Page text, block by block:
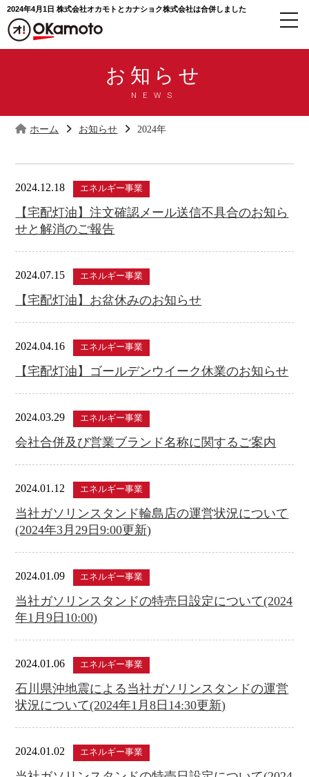
2024年4月1日 株式会社オカモトと カナショク株式会社は合併しました
お知らせ
NEWS
ホーム お知らせ 2024年
2024.12.18 エネルギー事業
【宅配灯油】注文確認メール送信不具合のお知ら
せと解消のご報告
2024.07.15 エネルギー事業
【宅配灯油】お盆休みのお知らせ
2024.04.16 エネルギー事業
【宅配灯油】ゴールデンウイーク休業のお知らせ
2024.03.29 エネルギー事業
会社合併及び営業ブランド名称に関するご案内
2024.01.12 エネルギー事業
当社ガソリンスタンド輪島店の運営状況について
(2024年3月29日9:00更新)
2024.01.09 エネルギー事業
当社ガソリンスタンドの特売日設定について(2024
年1月9日10:00)
2024.01.06 エネルギー事業
石川県沖地震による当社ガソリンスタンドの運営
状況について(2024年1月8日14:30更新)
2024.01.02 エネルギー事業